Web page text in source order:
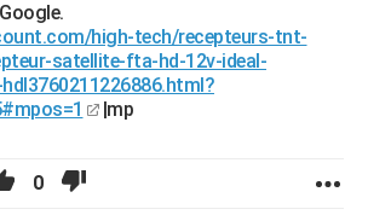
high-tech/recepteurs-tnt-
satellite-fta-hd-12v-ideal-
|mp
0